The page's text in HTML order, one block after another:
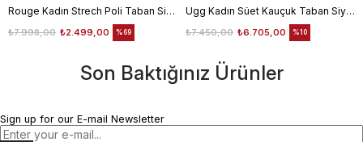
Rouge Kadın Strech Poli Taban Siyah Günlük Bot
₺2.499,00
₺7.998,00 %69
Ugg Kadın Süet Kauçuk Taban Siyah Günlük Bot
₺6.705,00
₺7.450,00 %10
Son Baktığınız Ürünler
Sign up for our E-mail Newsletter